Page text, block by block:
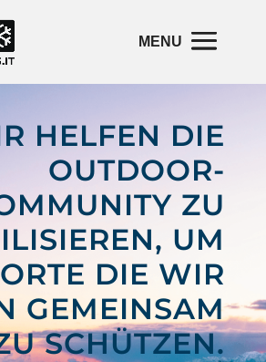
HELFEN DIE
OUTDOOR-
ZU
UM
DIE WIR
GEMEINSAM
SCHÜTZEN.